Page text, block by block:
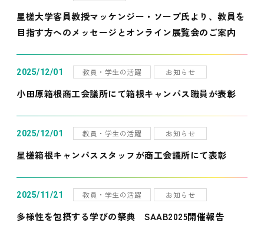
星槎大学客員教授マッケンジー・ソープ氏より、教員を
目指す方へのメッセージとオンライン展覧会のご案内
2025/12/01 教員・学生の活躍 お知らせ
小田原箱根商工会議所にて箱根キャンパス職員が表彰
2025/12/01 教員・学生の活躍 お知らせ
星槎箱根キャンパススタッフが商工会議所にて表彰
2025/11/21 教員・学生の活躍 お知らせ
多様性を包摂する学びの祭典 SAAB2025開催報告